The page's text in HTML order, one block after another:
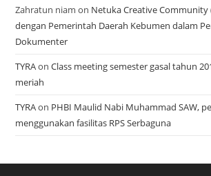
Zahratun niam on Netuka Creative Community
dengan Pemerintah Daerah Kebumen dalam
Dokumenter
TYRAonClass meeting semester gasal tahun
meriah
TYRAon PHBI Maulid Nabi Muhammad SAW,
menggunakan fasilitas RPS Serbaguna